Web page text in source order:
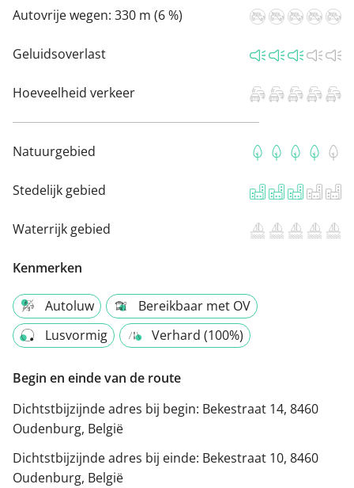
Autovrije wegen: 330 m (6 %)
Geluidsoverlast
Hoeveelheid verkeer
Natuurgebied
Stedelijk gebied
Waterrijk gebied
Kenmerken
Autoluw
Bereikbaar met OV
Lusvormig
Verhard (100%)
Begin en einde van de route
Dichtstbijzijnde adres bij begin: Bekestraat 14, 8460
Oudenburg, België
Dichtstbijzijnde adres bij einde: Bekestraat 10, 8460
Oudenburg, België